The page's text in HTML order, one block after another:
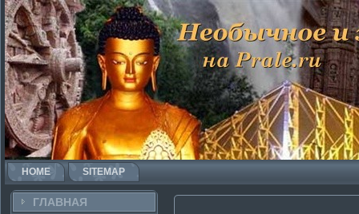
HOME SITEMAP
ГЛАВНАЯ